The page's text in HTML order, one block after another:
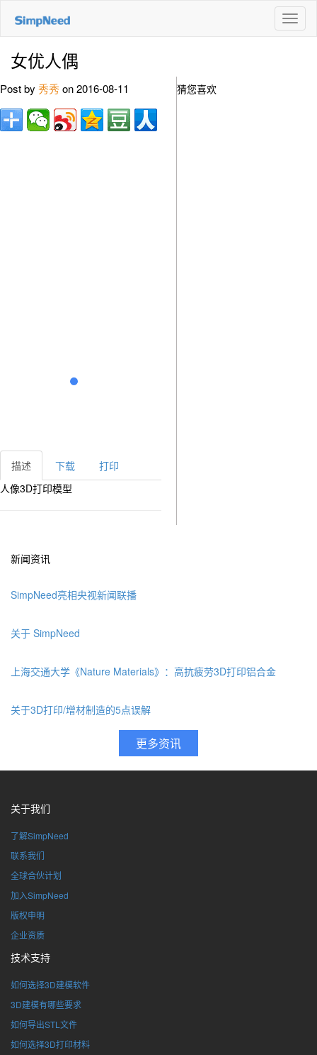
切
换
女优人偶
Post by 秀秀on 2016-08-11
描述 下载
打印
人像3D打印模型
猜您喜欢
新闻资讯
SimpNeed亮相央视新闻联播
关于 SimpNeed
上海交通大学《Nature Materials》：高抗疲劳3D打印铝合金
关于3D打印/增材制造的5点误解
关于我们
了解SimpNeed
联系我们
全球合伙计划
加入SimpNeed
版权申明
企业资质
技术支持
如何选择3D建模软件
3D建模有哪些要求
如何导出STL文件
如何选择3D打印材料